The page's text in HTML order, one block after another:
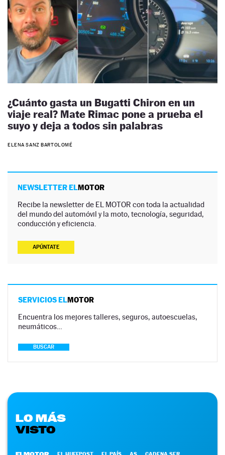
¿Cuánto gasta un Bugatti Chiron en un
viaje real? Mate Rimac pone a prueba el
suyo y deja a todos sin palabras
ELENA SANZ BARTOLOMÉ
NEWSLETTER ELMOTOR
Recibe la newsletter de EL MOTOR con toda la actualidad
del mundo del automóvil y la moto, tecnología, seguridad,
conducción y eficiencia.
APÚNTATE
SERVICIOS ELMOTOR
Encuentra los mejores talleres, seguros, autoescuelas,
neumáticos…
BUSCAR
LO MÁS
VISTO